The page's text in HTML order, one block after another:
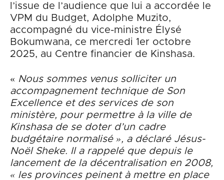
l’issue de l’audience que lui a accordée le
VPM du Budget, Adolphe Muzito,
accompagné du vice-ministre Élysé
Bokumwana, ce mercredi 1er octobre
2025, au Centre financier de Kinshasa.
« Nous sommes venus solliciter un
accompagnement technique de Son
Excellence et des services de son
ministère, pour permettre à la ville de
Kinshasa de se doter d’un cadre
budgétaire normalisé », a déclaré Jésus-
Noël Sheke. Il a rappelé que depuis le
lancement de la décentralisation en 2008,
« les provinces peinent à mettre en place